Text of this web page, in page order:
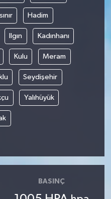
Hadim
Ilgın Kadınhanı
Kulu Meram
Seydişehir
Yalıhüyük
BASINÇ